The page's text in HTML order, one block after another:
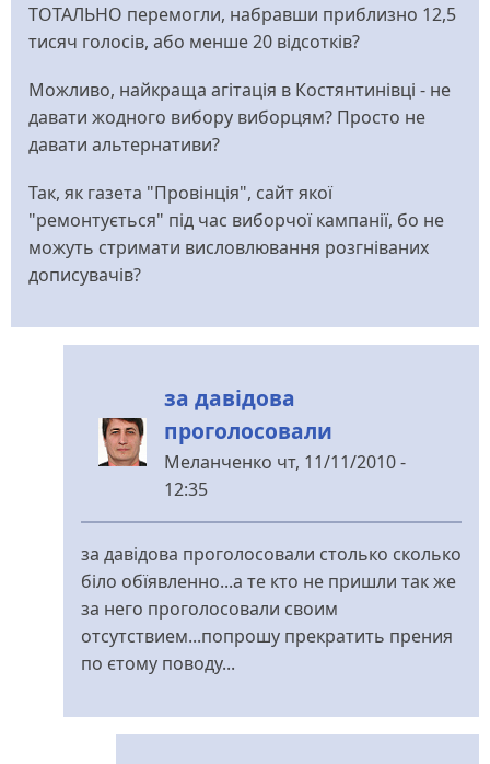
ТОТАЛЬНО перемогли, набравши приблизно 12,5
тисяч голосів, або менше 20 відсотків?
Можливо, найкраща агітація в Костянтинівці - не
давати жодного вибору виборцям? Просто не
давати альтернативи?
Так, як газета "Провінція", сайт якої
"ремонтується" під час виборчої кампанії, бо не
можуть стримати висловлювання розгніваних
дописувачів?
за давідова
проголосовали
Меланченко чт, 11/11/2010 -
12:35
У
відповідь
до
Цікавий
аналіз
від
perebendya
за давідова проголосовали столько сколько
біло обїявленно...а те кто не пришли так же
за него проголосовали своим
отсутствием...попрошу прекратить прения
по єтому поводу...